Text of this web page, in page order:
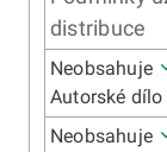
distribuce
Neobsahuje
Autorské dílo
Neobsahuje